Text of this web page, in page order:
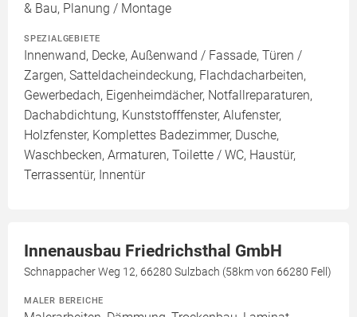
& Bau, Planung / Montage
SPEZIALGEBIETE
Innenwand, Decke, Außenwand / Fassade, Türen /
Zargen, Satteldacheindeckung, Flachdacharbeiten,
Gewerbedach, Eigenheimdächer, Notfallreparaturen,
Dachabdichtung, Kunststofffenster, Alufenster,
Holzfenster, Komplettes Badezimmer, Dusche,
Waschbecken, Armaturen, Toilette / WC, Haustür,
Terrassentür, Innentür
Innenausbau Friedrichsthal GmbH
Schnappacher Weg 12, 66280 Sulzbach (58km von 66280 Fell)
MALER BEREICHE